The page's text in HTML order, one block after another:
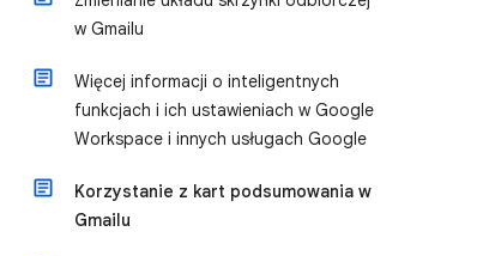
w Gmailu
Więcej informacji o inteligentnych
funkcjach i ich ustawieniach w Google
Workspace i innych usługach Google
Korzystanie z kart podsumowania w
Gmailu